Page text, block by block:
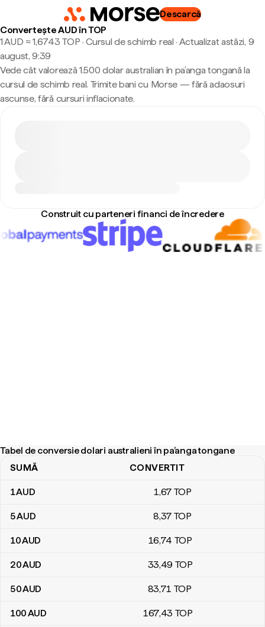
Descarcă
Convertește AUD în TOP
1 AUD ≈ 1,6743 TOP · Cursul de schimb real · Actualizat astăzi, 9
august, 9:39
Vede cât valorează 1.500 dolar australian în pa’anga tongană la
cursul de schimb real. Trimite bani cu Morse — fără adaosuri
ascunse, fără cursuri inflacionate.
Construit cu parteneri financi de încredere
Tabel de conversie dolari australieni în pa’anga tongane
Tabel de conversie dolari australieni în pa’anga tongane
SUMĂ CONVERTIT
1AUD 1,67 TOP
5AUD 8,37 TOP
10AUD 16,74 TOP
20AUD 33,49 TOP
50AUD 83,71 TOP
100AUD 167,43 TOP